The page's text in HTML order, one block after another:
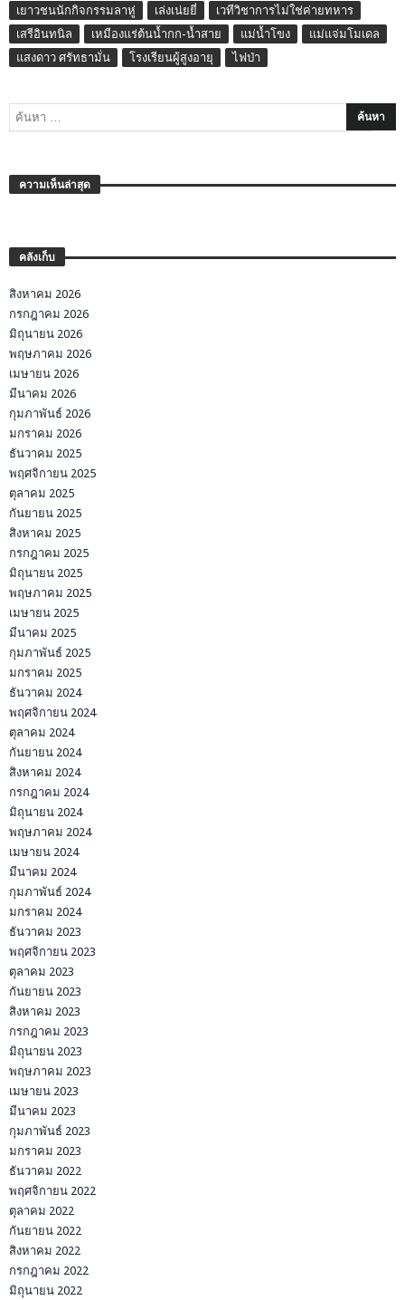
เยาวชนนักกิจกรรมลาหู่ เล่งเน่ยยี่
เวทีวิชาการไม่ใช่ค่ายทหาร
เสรีอินทนิล
เหมืองแร่ต้นน้ำกก-น้ำสาย แม่น้ำโขง
แม่แจ่มโมเดล
แสงดาว ศรัทธามั่น
โรงเรียนผู้สูงอายุ ไฟป่า
ความเห็นล่าสุด
คลังเก็บ
สิงหาคม 2026
กรกฎาคม 2026
มิถุนายน 2026
พฤษภาคม 2026
เมษายน 2026
มีนาคม 2026
กุมภาพันธ์ 2026
มกราคม 2026
ธันวาคม 2025
พฤศจิกายน 2025
ตุลาคม 2025
กันยายน 2025
สิงหาคม 2025
กรกฎาคม 2025
มิถุนายน 2025
พฤษภาคม 2025
เมษายน 2025
มีนาคม 2025
กุมภาพันธ์ 2025
มกราคม 2025
ธันวาคม 2024
พฤศจิกายน 2024
ตุลาคม 2024
กันยายน 2024
สิงหาคม 2024
กรกฎาคม 2024
มิถุนายน 2024
พฤษภาคม 2024
เมษายน 2024
มีนาคม 2024
กุมภาพันธ์ 2024
มกราคม 2024
ธันวาคม 2023
พฤศจิกายน 2023
ตุลาคม 2023
กันยายน 2023
สิงหาคม 2023
กรกฎาคม 2023
มิถุนายน 2023
พฤษภาคม 2023
เมษายน 2023
มีนาคม 2023
กุมภาพันธ์ 2023
มกราคม 2023
ธันวาคม 2022
พฤศจิกายน 2022
ตุลาคม 2022
กันยายน 2022
สิงหาคม 2022
กรกฎาคม 2022
มิถุนายน 2022